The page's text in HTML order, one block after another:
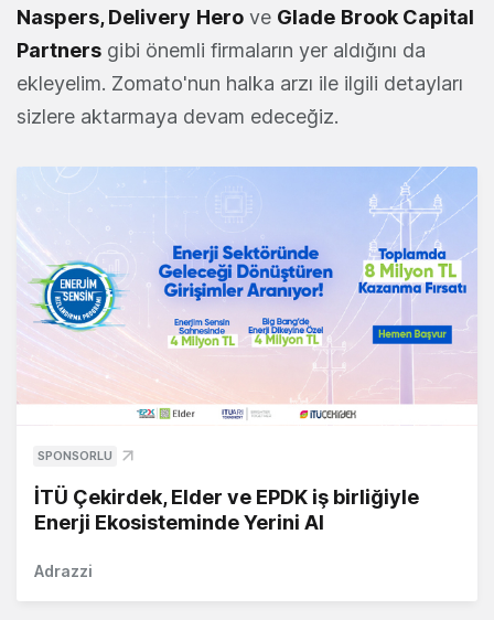
Naspers, Delivery Hero ve Glade Brook Capital
Partners gibi önemli firmaların yer aldığını da
ekleyelim. Zomato'nun halka arzı ile ilgili detayları
sizlere aktarmaya devam edeceğiz.
SPONSORLU
İTÜ Çekirdek, Elder ve EPDK iş birliğiyle
Enerji Ekosisteminde Yerini Al
Adrazzi